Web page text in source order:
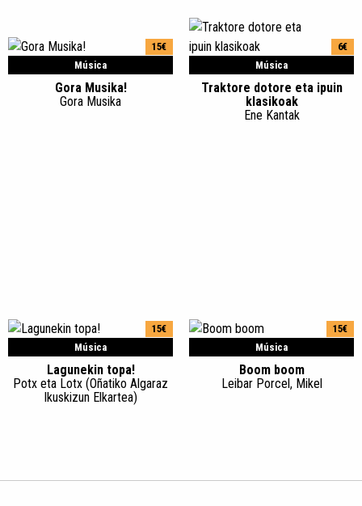
Música
15€
Gora Musika!
Gora Musika
Música
6€
Traktore dotore eta ipuin
klasikoak
Ene Kantak
Música
15€
Lagunekin topa!
Potx eta Lotx (Oñatiko Algaraz
Ikuskizun Elkartea)
Música
15€
Boom boom
Leibar Porcel, Mikel